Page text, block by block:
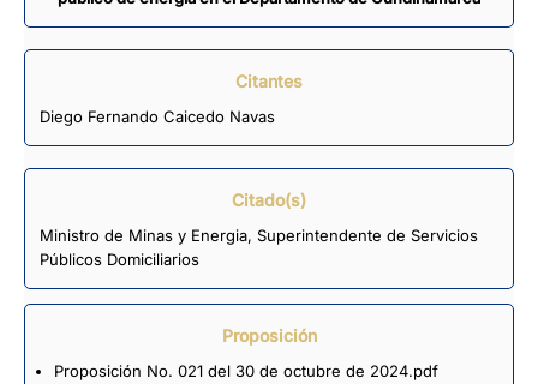
Citantes
Diego Fernando Caicedo Navas
Citado(s)
Ministro de Minas y Energia, Superintendente de Servicios
Públicos Domiciliarios
Proposición
Proposición No. 021 del 30 de octubre de 2024.pdf